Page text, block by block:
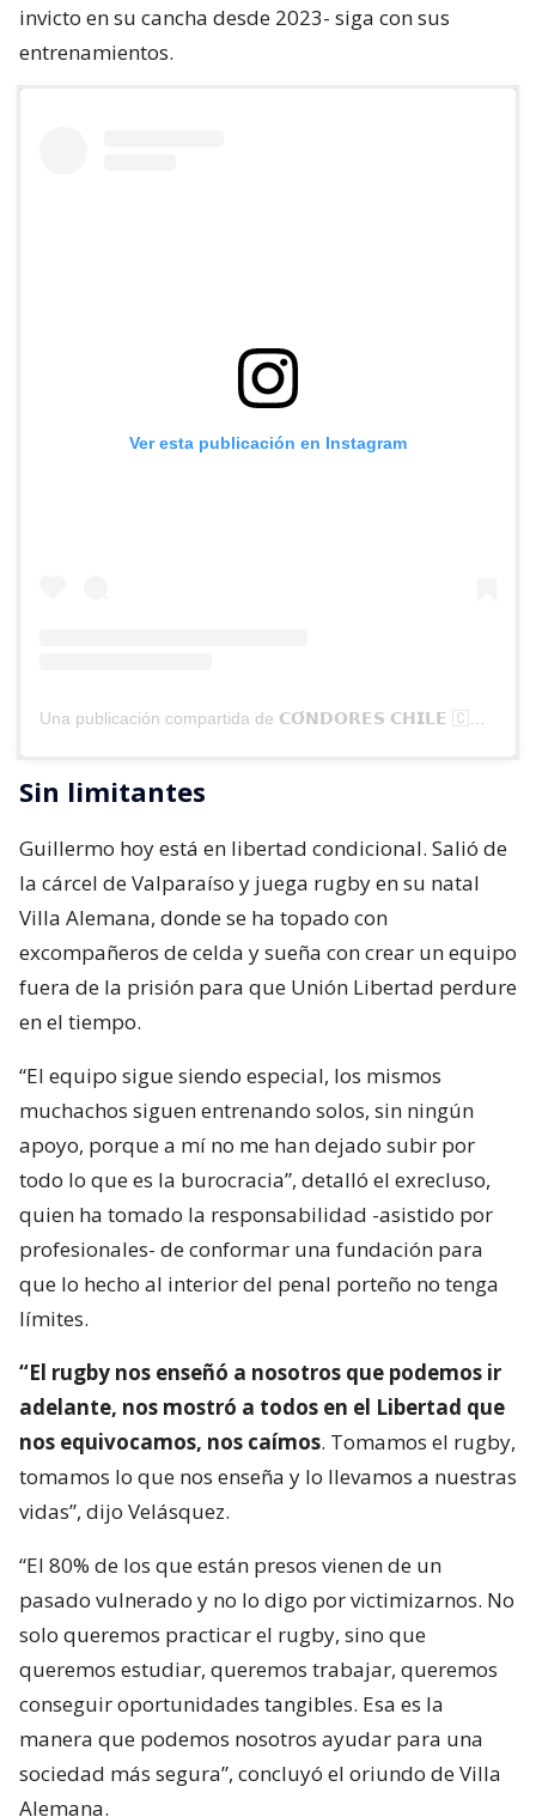
invicto en su cancha desde 2023- siga con sus
entrenamientos.
Ver esta publicación en Instagram
Sin limitantes
Guillermo hoy está en libertad condicional. Salió de
la cárcel de Valparaíso y juega rugby en su natal
Villa Alemana, donde se ha topado con
excompañeros de celda y sueña con crear un equipo
fuera de la prisión para que Unión Libertad perdure
en el tiempo.
“El equipo sigue siendo especial, los mismos
muchachos siguen entrenando solos, sin ningún
apoyo, porque a mí no me han dejado subir por
todo lo que es la burocracia”, detalló el exrecluso,
quien ha tomado la responsabilidad -asistido por
profesionales- de conformar una fundación para
que lo hecho al interior del penal porteño no tenga
límites.
“El rugby nos enseñó a nosotros que podemos ir
adelante, nos mostró a todos en el Libertad que
nos equivocamos, nos caímos. Tomamos el rugby,
tomamos lo que nos enseña y lo llevamos a nuestras
vidas”, dijo Velásquez.
“El 80% de los que están presos vienen de un
pasado vulnerado y no lo digo por victimizarnos. No
solo queremos practicar el rugby, sino que
queremos estudiar, queremos trabajar, queremos
conseguir oportunidades tangibles. Esa es la
manera que podemos nosotros ayudar para una
sociedad más segura”, concluyó el oriundo de Villa
Alemana.